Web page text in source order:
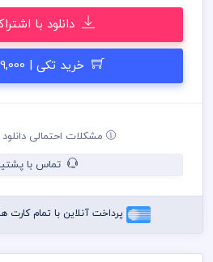
دانلود با
خرید تکی | 79,000 تومان
مشکلات احتمالی
تماس با
پرداخت آنلاین با تمام
الزامی می باشد
کلیه طراحی های کارت ویزیت بصورت
باشد که می توانید جهت ویرایش از نرم
شما می توانید چاپ کارت ویزیت های
اس دی را نزد چاپخانه مجموعه چاپ و در
برای دانلود کارت ویزیت و طرح لایه باز
قیل از چاپ و استفاده کارت ویزیت رعایت
کنترل پنتت رنگی . مد رنگی و کیفیت
شده است و مسئولیت استفاده از همان
رعایت کلیه قوانین موجود در سایت به